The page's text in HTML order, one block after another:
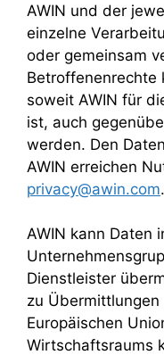
AWIN und der
einzelne
oder gemeinsam
Betroffenenrechte
soweit AWIN für
ist, auch
werden. Den
AWIN erreichen
privacy@awin.com.
AWIN kann Daten
Dienstleister
zu
Europäischen
Wirtschaftsraums